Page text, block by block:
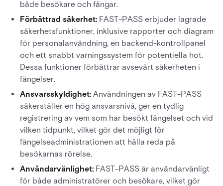
både besökare och fångar.
Förbättrad säkerhet: FAST-PASS erbjuder lagrade
säkerhetsfunktioner, inklusive rapporter och diagram
för personalanvändning, en backend-kontrollpanel
och ett snabbt varningssystem för potentiella hot.
Dessa funktioner förbättrar avsevärt säkerheten i
fängelser.
Ansvarsskyldighet: Användningen av FAST-PASS
säkerställer en hög ansvarsnivå, ger en tydlig
registrering av vem som har besökt fängelset och vid
vilken tidpunkt, vilket gör det möjligt för
fängelseadministrationen att hålla reda på
besökarnas rörelse.
Användarvänlighet: FAST-PASS är användarvänligt
för både administratörer och besökare, vilket gör